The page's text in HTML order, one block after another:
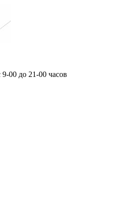
00 до 21-00 часов